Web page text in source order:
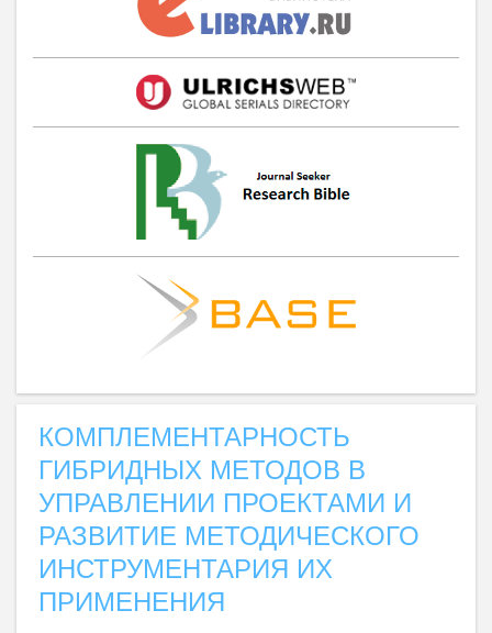
КОМПЛЕМЕНТАРНОСТЬ
ГИБРИДНЫХ МЕТОДОВ В
УПРАВЛЕНИИ ПРОЕКТАМИ И
РАЗВИТИЕ МЕТОДИЧЕСКОГО
ИНСТРУМЕНТАРИЯ ИХ
ПРИМЕНЕНИЯ